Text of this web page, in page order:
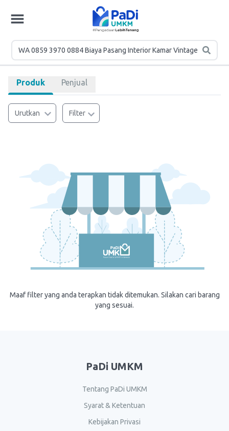
Produk Penjual
Urutkan Filter
Maaf filter yang anda terapkan tidak ditemukan. Silakan cari barang
yang sesuai.
PaDi UMKM
Tentang PaDi UMKM
Syarat & Ketentuan
Kebijakan Privasi